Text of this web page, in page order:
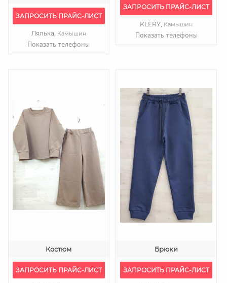
ЗАПРОСИТЬ ПРАЙС-ЛИСТ
Лялька, Камышин
Показать телефоны
ЗАПРОСИТЬ ПРАЙС-ЛИСТ
KLERY, Камышин
Показать телефоны
Костюм
ЗАПРОСИТЬ ПРАЙС-ЛИСТ
Брюки
ЗАПРОСИТЬ ПРАЙС-ЛИСТ